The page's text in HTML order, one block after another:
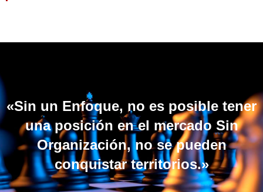
«Sin un Enfoque, no es posible tener
una posición en el mercado Sin
Organización, no se pueden
conquistar territorios.»